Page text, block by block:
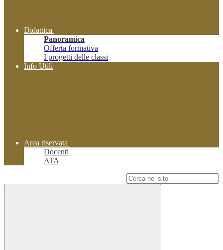
Didattica
Panoramica
Offerta formativa
I progetti delle classi
Info Utili
Area riservata
Docenti
ATA